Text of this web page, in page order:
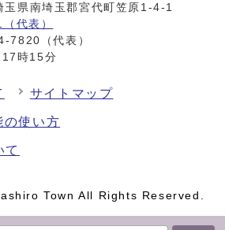
県南埼玉郡宮代町笠原1-4-1
代表）
7820（代表）
17時15分
サイトマップ
の使い方
て
Town All Rights Reserved.